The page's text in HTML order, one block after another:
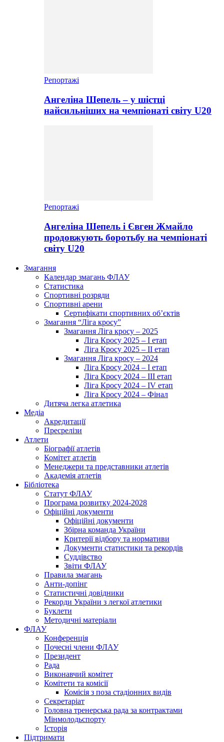
Репортажі
Ангеліна Шепель – у шістці
найсильніших на чемпіонаті світу U20
Репортажі
Ангеліна Шепель і Євген Жмайло
продовжують боротьбу на чемпіонаті
світу U20
Змагання
Календар змагань ФЛАУ
Статистика
Спортивні розряди
Спортивні арени
Сертифікати спортивних об’єктів
Змагання “Ліга кросу”
Змагання Ліга кросу – 2025
Ліга Кросу 2025 – I етап
Ліга Кросу 2025 – II етап
Змагання Ліга кросу – 2024
Ліга Кросу 2024 – I етап
Ліга Кросу 2024 – III етап
Ліга Кросу 2024 – IV етап
Ліга Кросу 2024 – Фінал
Дитяча легка атлетика
Медіа
Акредитації
Пресрелізи
Атлети
Біографії атлетів
Комітет атлетів
Менеджери та представники атлетів
Академія атлетів
Бібліотека
Статут ФЛАУ
Програма розвитку 2024-2028
Офіційні документи
Офіційні документи
Збірна команда України
Критерії відбору та нормативи
Документи статистики та рекордів
Суддівство
Звіти ФЛАУ
Правила змагань
Анти-допінг
Статистичні довідники
Рекорди України з легкої атлетики
Буклети
Методичні матеріали
ФЛАУ
Конференція
Почесні члени ФЛАУ
Президент
Рада
Виконавчий комітет
Комітети та комісії
Комісія з поза стадіонних видів
Секретаріат
Головна тренерська рада за контрактами
Мінмолодьспорту
Історія
Підтримати